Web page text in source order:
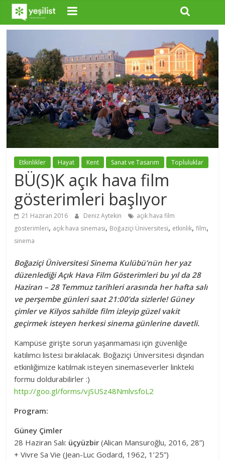
Etkinlikler Hayat Kent Sanat ve Tasarım Topluluklar
BÜ(S)K açık hava film
gösterimleri başlıyor
21 Haziran 2016 Deniz Aytekin
açık hava film
gösterimleri, açık hava sineması, Boğaziçi Üniversitesi, etkinlik,film,
sinema
Boğaziçi Üniversitesi Sinema Kulübü’nün her yaz
düzenlediği Açık Hava Film Gösterimleri bu yıl da 28
Haziran – 28 Temmuz tarihleri arasında her hafta salı
ve perşembe günleri saat 21:00’da sizlerle! Güney
çimler ve Kilyos sahilde film izleyip güzel vakit
geçirmek isteyen herkesi sinema günlerine davetli.
Kampüse girişte sorun yaşanmaması için güvenliğe
katılımcı listesi bırakılacak. Boğaziçi Üniversitesi dışından
etkinliğimize katılmak isteyen sinemaseverler linkteki
formu doldurabilirler :)
http://goo.gl/forms/vjSUSz48NmlvsfoL2
Program:
Güney Çimler
28 Haziran Salı: üçyüzbir(Alican Mansuroğlu, 2016, 28”)
+ Vivre Sa Vie (Jean-Luc Godard, 1962, 1’25”)